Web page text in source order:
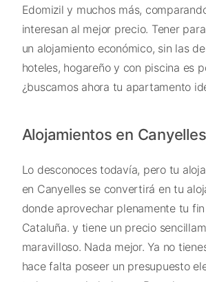
Edomizil y muchos más,
interesan al mejor precio. Tener
un alojamiento económico, sin las
hoteles, hogareño y con piscina es
¿buscamos ahora tu apartamento
Alojamientos en Canyelles
Lo desconoces todavía, pero tu
en Canyelles se convertirá en tu
donde aprovechar plenamente tu
Cataluña. y tiene un precio
maravilloso. Nada mejor. Ya no
hace falta poseer un presupuesto